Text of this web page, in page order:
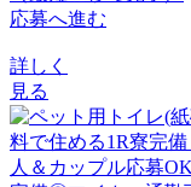
応募へ進む
詳しく
見る